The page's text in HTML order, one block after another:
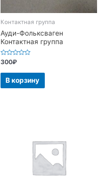
Контактная группа
Ауди-Фольксваген
Контактная группа
Оценка
из
300₽
В корзину